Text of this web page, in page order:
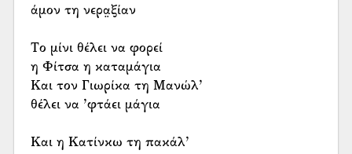
άμον τη νερα̤ξίαν
Το μίνι θέλει να φορεί
η Φίτσα η καταμάγια
Και τον Γιωρίκα τη Μανώλ’
θέλει να ’φτάει μάγια
Και η Κατίνκω τη πακάλ’